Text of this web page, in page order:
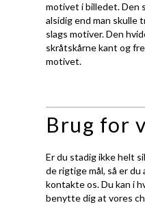
motivet i billedet. Den
alsidig end man skulle
slags motiver. Den
skråtskårne kant og
motivet.
Brug for
Er du stadig ikke helt
de rigtige mål, så er
kontakte os. Du kan i
benytte dig at vores